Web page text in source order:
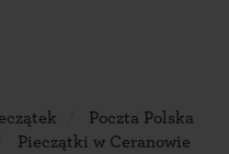
Poczta Polska
Pieczątki w Ceranowie